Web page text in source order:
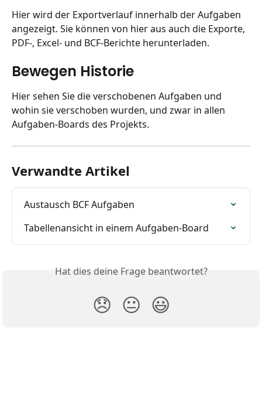
Hier wird der Exportverlauf innerhalb der Aufgaben
angezeigt. Sie können von hier aus auch die Exporte,
PDF-, Excel- und BCF-Berichte herunterladen.
Bewegen Historie
Hier sehen Sie die verschobenen Aufgaben und
wohin sie verschoben wurden, und zwar in allen
Aufgaben-Boards des Projekts.
Verwandte Artikel
Austausch BCF Aufgaben
Tabellenansicht in einem Aufgaben-Board
Hat dies deine Frage beantwortet?
😞 😐 😃